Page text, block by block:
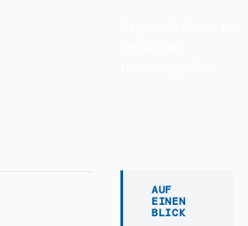
AUF
EINEN
BLICK